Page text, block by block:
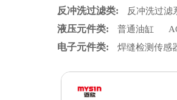
反冲洗过滤类: 反冲洗过滤
液压元件类: 普通油缸
电子元件类: 焊缝检测传感